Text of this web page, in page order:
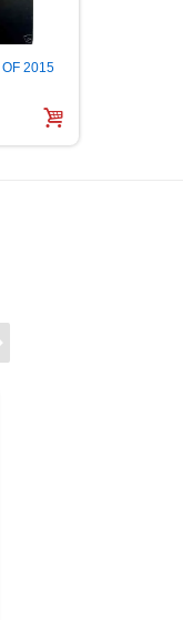
OF 2015